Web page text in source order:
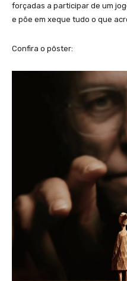
forçadas a participar de um
e põe em xeque tudo o que
Confira o pôster: